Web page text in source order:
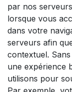
par nos
lorsque vous
dans votre
serveurs afin
contextuel.
une expérience
utilisons pour